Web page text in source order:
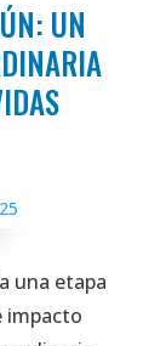
UN
una etapa
impacto